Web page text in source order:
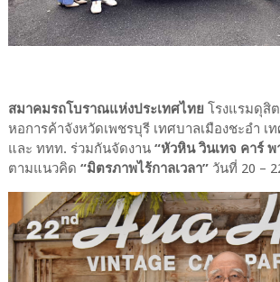
สมาคมรถโบราณแห่งประเทศไทย โรงแรมดุสิ
หอการค้าจังหวัดเพชรบุรี เทศบาลเมืองชะอำ เ
และ ททท. ร่วมกันจัดงาน “หัวหิน วินเทจ คาร์ พ
ตามแนวคิด “มิตรภาพไร้กาลเวลา”วันที่ 20 –